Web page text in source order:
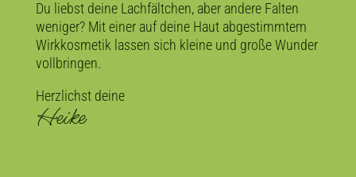
Du liebst deine Lachfältchen, aber andere Falten
weniger? Mit einer auf deine Haut abgestimmtem
Wirkkosmetik lassen sich kleine und große Wunder
vollbringen.
Herzlichst deine
Heike